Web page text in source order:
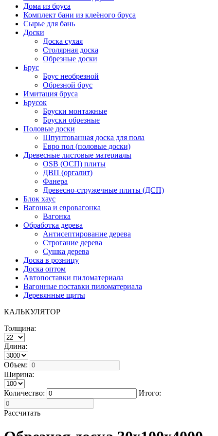
Дома из бруса
Комплект бани из клеёного бруса
Сырье для бань
Доски
Доска сухая
Столярная доска
Обрезные доски
Брус
Брус необрезной
Обрезной брус
Имитация бруса
Брусок
Бруски монтажные
Бруски обрезные
Половые доски
Шпунтованная доска для пола
Евро пол (половые доски)
Древесные листовые материалы
OSB (ОСП) плиты
ДВП (оргалит)
Фанера
Древесно-стружечные плиты (ДСП)
Блок хаус
Вагонка и евровагонка
Вагонка
Обработка дерева
Антисептирование дерева
Строгание дерева
Сушка дерева
Доска в розницу
Доска оптом
Автопоставки пиломатериала
Вагонные поставки пиломатериала
Деревянные щиты
КАЛЬКУЛЯТОР
Толщина:
Длина:
Объем:
Ширина:
Количество: Итого:
Рассчитать